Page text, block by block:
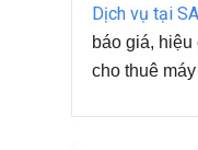
Dịch vụ tại
báo giá,
cho thuê